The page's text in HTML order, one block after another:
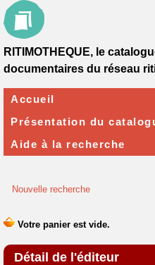
Nouvelle recherche
Détail de l'éditeur
RITIMOTHEQUE, le
documentaires du réseau
Accueil
Présentation du
Aide à la recherche